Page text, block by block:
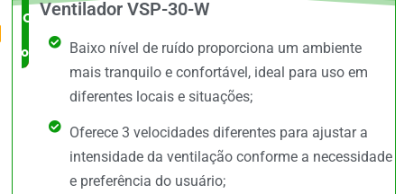
O Mais
completo
Ventilador VSP-30-W
Baixo nível de ruído proporciona um ambiente
mais tranquilo e confortável, ideal para uso em
diferentes locais e situações;
Oferece 3 velocidades diferentes para ajustar a
intensidade da ventilação conforme a necessidade
e preferência do usuário;